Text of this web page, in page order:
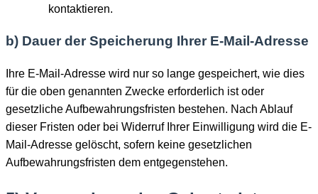
kontaktieren.
b) Dauer der Speicherung Ihrer E-Mail-Adresse
Ihre E-Mail-Adresse wird nur so lange gespeichert, wie dies
für die oben genannten Zwecke erforderlich ist oder
gesetzliche Aufbewahrungsfristen bestehen. Nach Ablauf
dieser Fristen oder bei Widerruf Ihrer Einwilligung wird die E-
Mail-Adresse gelöscht, sofern keine gesetzlichen
Aufbewahrungsfristen dem entgegenstehen.